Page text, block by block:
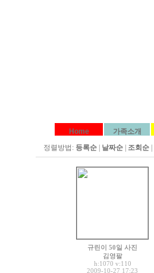
Home 가족소개
정렬방법: 등록순 날짜순 조회순
규린이 50일 사진
김영팔
h:1070 v:110
2009-10-27 17:23